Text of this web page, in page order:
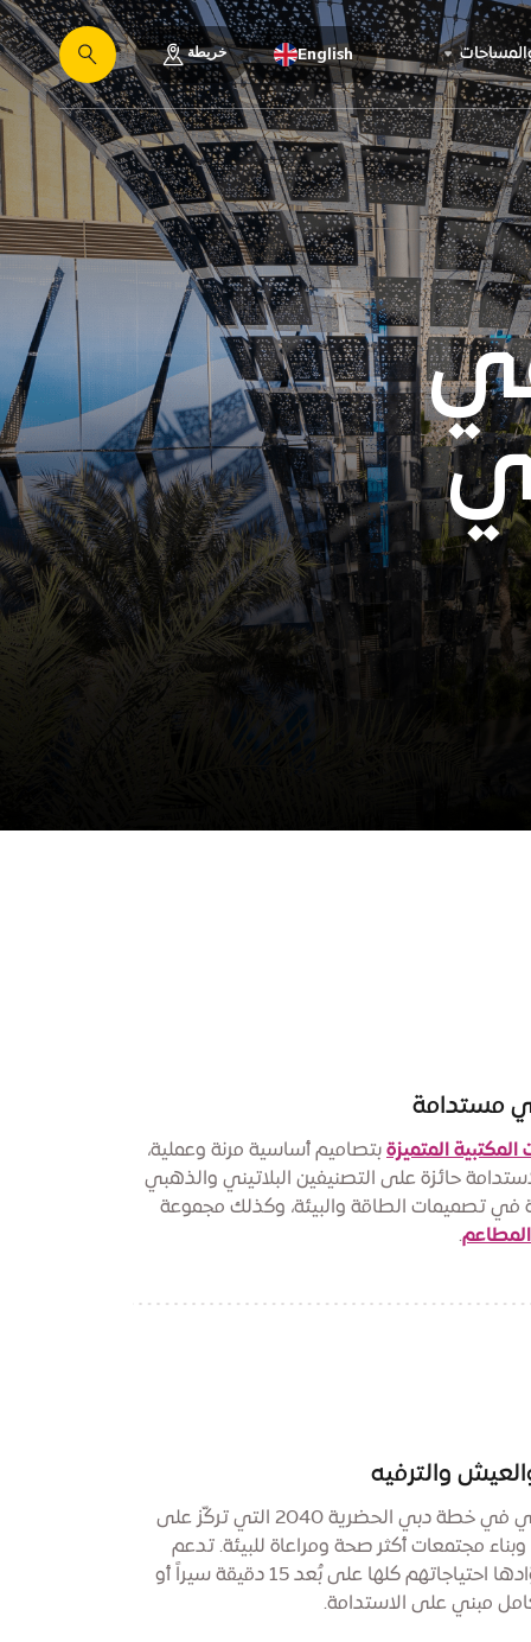
English خريطة
يبحث
مستدامة
المتميزة بتصاميم أساسية مرنة وعملية،
حائزة على التصنيفين البلاتيني والذهبي
في تصميمات الطاقة والبيئة، وكذلك مجموعة
.
والترفيه
مدينة إكسبو دبي محور رئيسي في خطة دبي الحضرية 2040 التي تركّز على
مجتمعات أكثر صحة ومراعاة للبيئة. تدعم
المدينة نمو الأعمال وتوفّر لروّادها احتياجاتهم كلها على بُعد 15 دقيقة سيراً أو
مبني على الاستدامة.